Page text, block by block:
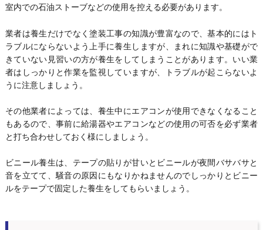
室内での石油ストーブなどの使用を控える必要があります。
業者は養生だけでなく塗装工事の知識が豊富なので、基本的にはト
ラブルにならないよう上手に養生しますが、まれに知識や基礎がで
きていない見習いの方が養生をしてしまうことがあります。いい業
者はしっかりと作業を監視していますが、トラブルが起こらないよ
うに注意しましょう。
その他業者によっては、養生中にエアコンが使用できなくなること
もあるので、事前に給湯器やエアコンなどの使用の可否を必ず業者
と打ち合わせしておく様にしましょう。
ビニール養生は、テープの貼りが甘いとビニールが夜間バサバサと
音を立てて、騒音の原因にもなりかねませんのでしっかりとビニー
ルをテープで固定した養生をしてもらいましょう。